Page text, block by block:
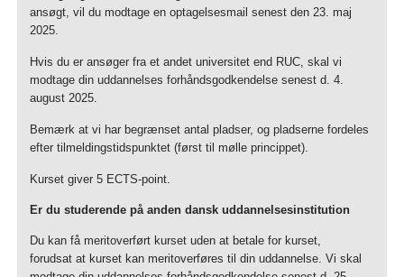
ansøgt, vil du modtage en optagelsesmail senest den 23. maj
2025.
Hvis du er ansøger fra et andet universitet end RUC, skal vi
modtage din uddannelses forhåndsgodkendelse senest d. 4.
august 2025.
Bemærk at vi har begrænset antal pladser, og pladserne fordeles
efter tilmeldingstidspunktet (først til mølle princippet).
Kurset giver 5 ECTS-point.
Er du studerende på anden dansk uddannelsesinstitution
Du kan få meritoverført kurset uden at betale for kurset,
forudsat at kurset kan meritoverføres til din uddannelse. Vi skal